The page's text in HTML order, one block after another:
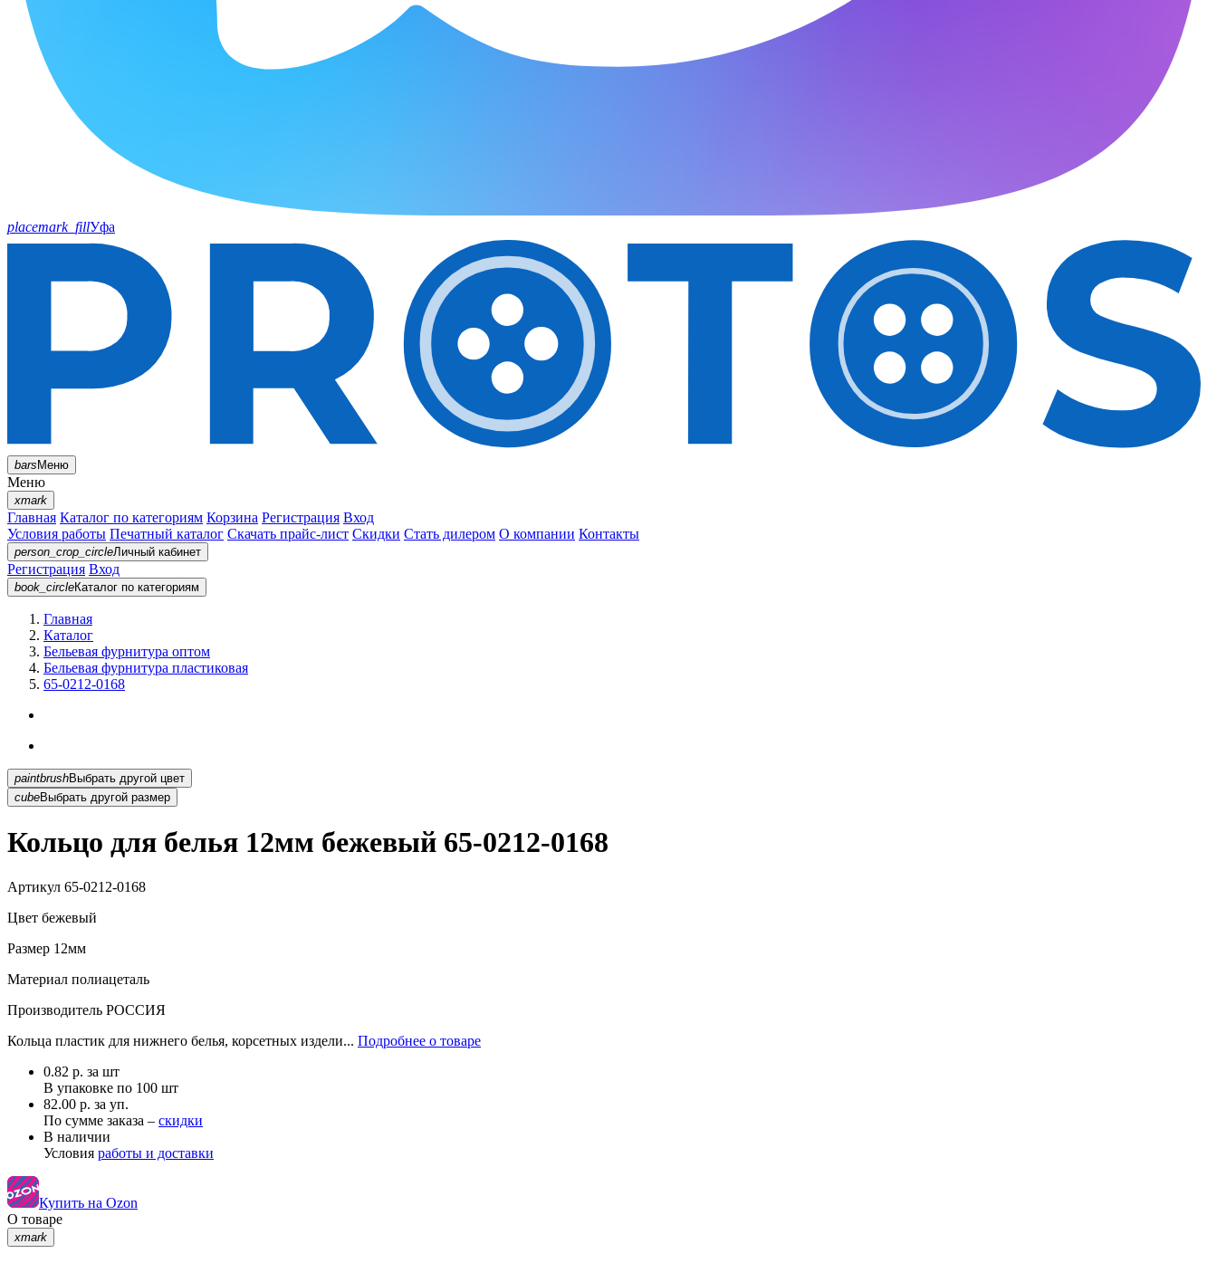
placemark_fillУфа
barsМеню
Меню
xmark
Главная Каталог по категориям Корзина Регистрация Вход
Условия работы Печатный каталог Скачать прайс-лист Скидки Стать дилером О компании Контакты
person_crop_circleЛичный кабинет
Регистрация Вход
book_circleКаталог по категориям
Главная
Каталог
Бельевая фурнитура оптом
Бельевая фурнитура пластиковая
65-0212-0168
paintbrush
Выбрать другой цвет
cubeВыбрать другой размер
Кольцо для белья 12мм бежевый 65-0212-0168
Артикул 65-0212-0168
Цвет бежевый
Размер 12мм
Материал полиацеталь
Производитель РОССИЯ
Кольца пластик для нижнего белья, корсетных издели... Подробнее о товаре
0.82 р. за шт
В упаковке по 100 шт
82.00 р. за уп.
По сумме заказа – скидки
В наличии
Условия работы и доставки
Купить на Ozon
О товаре
xmark